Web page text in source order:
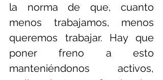
la norma de que, cuanto
menos trabajamos, menos
queremos trabajar. Hay que
poner freno a esto
manteniéndonos activos,